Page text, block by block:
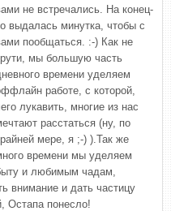
не встречались. На конец-
выдалась минутка, чтобы с
пообщаться. :-) Как не
мы большую часть
времени уделяем
работе, с которой,
лукавить, многие из нас
расстаться (ну, по
мере, я ;-) ).Так же
времени мы уделяем
и любимым чадам,
внимание и дать частицу
Остапа понесло!